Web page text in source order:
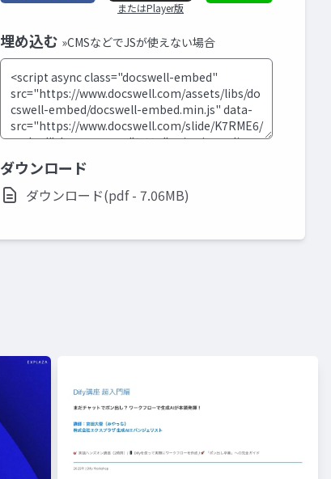
またはPlayer版
埋め込む »CMSなどでJSが使えない場合
ダウンロード
ダウンロード(pdf - 7.06MB)